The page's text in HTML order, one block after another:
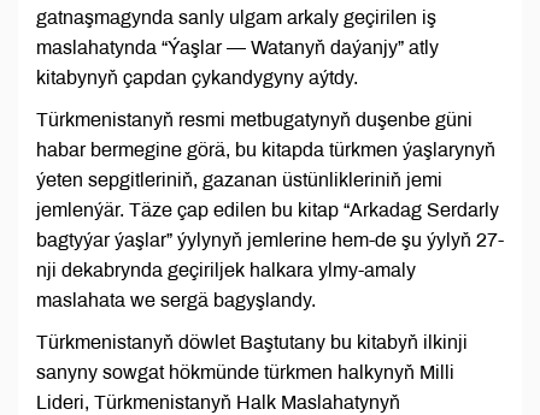
gatnaşmagynda sanly ulgam arkaly geçirilen iş
maslahatynda “Ýaşlar — Watanyň daýanjy” atly
kitabynyň çapdan çykandygyny aýtdy.
Türkmenistanyň resmi metbugatynyň duşenbe güni
habar bermegine görä, bu kitapda türkmen ýaşlarynyň
ýeten sepgitleriniň, gazanan üstünlikleriniň jemi
jemlenýär. Täze çap edilen bu kitap “Arkadag Serdarly
bagtyýar ýaşlar” ýylynyň jemlerine hem-de şu ýylyň 27-
nji dekabrynda geçiriljek halkara ylmy-amaly
maslahata we sergä bagyşlandy.
Türkmenistanyň döwlet Baştutany bu kitabyň ilkinji
sanyny sowgat hökmünde türkmen halkynyň Milli
Lideri, Türkmenistanyň Halk Maslahatynyň